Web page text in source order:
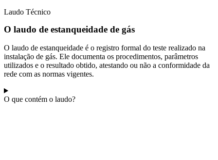
Laudo Técnico
O laudo de estanqueidade de gás
O laudo de estanqueidade é o registro formal do teste realizado na
instalação de gás. Ele documenta os procedimentos, parâmetros
utilizados e o resultado obtido, atestando ou não a conformidade da
rede com as normas vigentes.
O que contém o laudo?